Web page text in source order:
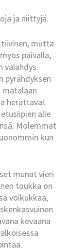
ja niittyjä.
mutta
päivällä,
välähdys
pyrähdyksen
matalaan
herättävät
alle
Molemmat
kun
munat vieri
toukka on
voikukkaa,
keväänä